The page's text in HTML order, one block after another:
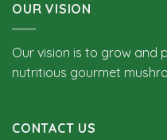
OUR VISION
Our vision is to grow and
nutritious gourmet
CONTACT US